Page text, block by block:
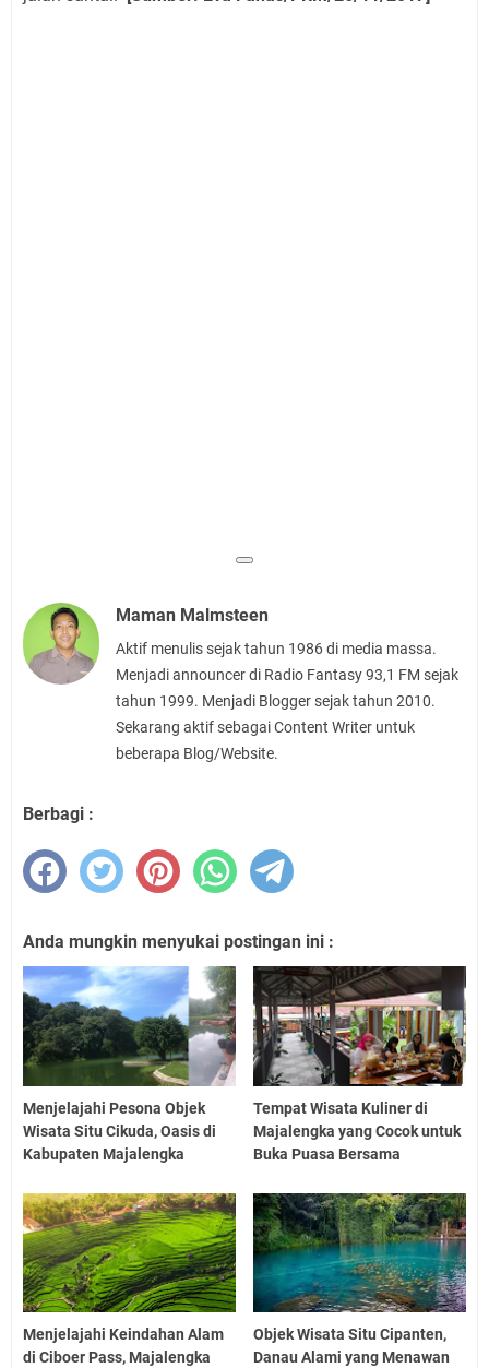
Maman Malmsteen
Aktif menulis sejak tahun 1986 di media massa.
Menjadi announcer di Radio Fantasy 93,1 FM sejak
tahun 1999. Menjadi Blogger sejak tahun 2010.
Sekarang aktif sebagai Content Writer untuk
beberapa Blog/Website.
Berbagi :
Anda mungkin menyukai postingan ini :
Menjelajahi Pesona Objek
Wisata Situ Cikuda, Oasis di
Kabupaten Majalengka
Tempat Wisata Kuliner di
Majalengka yang Cocok untuk
Buka Puasa Bersama
Menjelajahi Keindahan Alam
di Ciboer Pass, Majalengka
Objek Wisata Situ Cipanten,
Danau Alami yang Menawan